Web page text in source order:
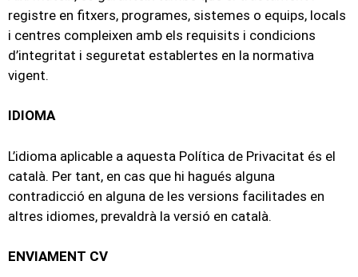
registre en fitxers, programes, sistemes o equips, locals
i centres compleixen amb els requisits i condicions
d’integritat i seguretat establertes en la normativa
vigent.
IDIOMA
L’idioma aplicable a aquesta Política de Privacitat és el
català. Per tant, en cas que hi hagués alguna
contradicció en alguna de les versions facilitades en
altres idiomes, prevaldrà la versió en català.
ENVIAMENT CV